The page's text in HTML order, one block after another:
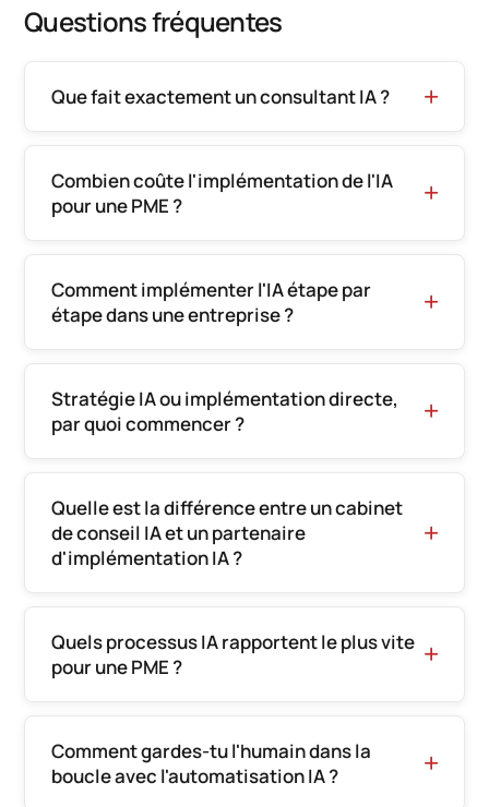
Questions fréquentes
Que fait exactement un consultant IA ?
Combien coûte l'implémentation de l'IA
pour une PME ?
Comment implémenter l'IA étape par
étape dans une entreprise ?
Stratégie IA ou implémentation directe,
par quoi commencer ?
Quelle est la différence entre un cabinet
de conseil IA et un partenaire
d'implémentation IA ?
Quels processus IA rapportent le plus vite
pour une PME ?
Comment gardes-tu l'humain dans la
boucle avec l'automatisation IA ?